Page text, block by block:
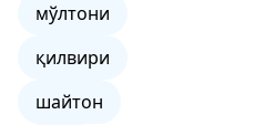
мўлтони
қилвири
шайтон